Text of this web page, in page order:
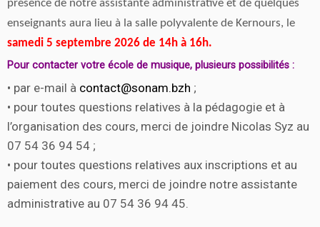
présence de notre assistante administrative et de quelques
enseignants aura lieu à la salle polyvalente de Kernours, le
samedi 5 septembre 2026 de 14h à 16h.
Pour contacter votre école de musique, plusieurs possibilités :
• par e-mail à contact@sonam.bzh ;
• pour toutes questions relatives à la pédagogie et à
l’organisation des cours, merci de joindre Nicolas Syz au
07 54 36 94 54 ;
• pour toutes questions relatives aux inscriptions et au
paiement des cours, merci de joindre notre assistante
administrative au 07 54 36 94 45.